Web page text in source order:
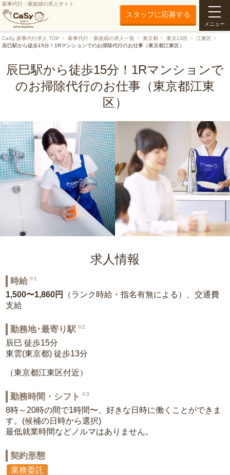
家事代行・家政婦の求人サイト
スタッフに応募する
メニュー
CaSy 家事代行求人 TOP 家事代行・家政婦の求人一覧 東京都 東京23区
江東区
辰巳駅から徒歩15分！1Rマンションでのお掃除代行のお仕事（東京都江東区）
辰巳駅から徒歩15分！1Rマンションで
のお掃除代行のお仕事（東京都江東
区）
求人情報
時給 ※1
1,500〜1,860円
（ランク時給・指名有無による）、交通費
支給
勤務地･最寄り駅 ※2
辰巳 徒歩15分
東雲(東京都) 徒歩13分
（東京都江東区付近）
勤務時間・シフト ※3
8時～20時の間で1時間〜、好きな日時に働くことができま
す。(候補の日時から選択)
最低就業時間などノルマはありません。
契約形態
業務委託